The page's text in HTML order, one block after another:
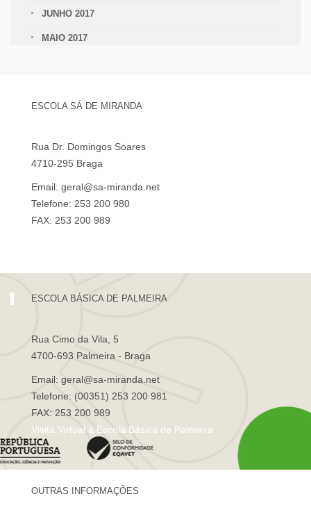
JUNHO 2017
MAIO 2017
ESCOLA SÁ DE MIRANDA
Rua Dr. Domingos Soares
4710-295 Braga
Email: geral@sa-miranda.net
Telefone: 253 200 980
FAX: 253 200 989
ESCOLA BÁSICA DE PALMEIRA
Rua Cimo da Vila, 5
4700-693 Palmeira - Braga
Email: geral@sa-miranda.net
Telefone: (00351) 253 200 981
FAX: 253 200 989
Visita Virtual à Escola Básica de Palmeira
OUTRAS INFORMAÇÕES